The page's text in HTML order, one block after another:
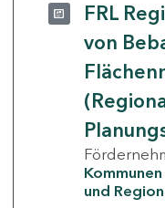
FRL
von
Kommunen
und